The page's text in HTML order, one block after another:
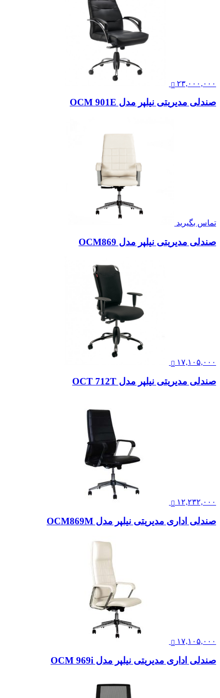
۲۳,۰۰۰,۰۰۰
صندلی مدیریتی نیلپر مدل OCM 901E
تماس بگیرید
صندلی مدیریتی نیلپر مدل OCM869
۱۷,۱۰۵,۰۰۰
صندلی مدیریتی نیلپر مدل OCT 712T
۱۲,۲۳۲,۰۰۰
صندلی اداری مدیریتی نیلپر مدل OCM869M
۱۷,۱۰۵,۰۰۰
صندلی اداری مدیریتی نیلپر مدل OCM 969i